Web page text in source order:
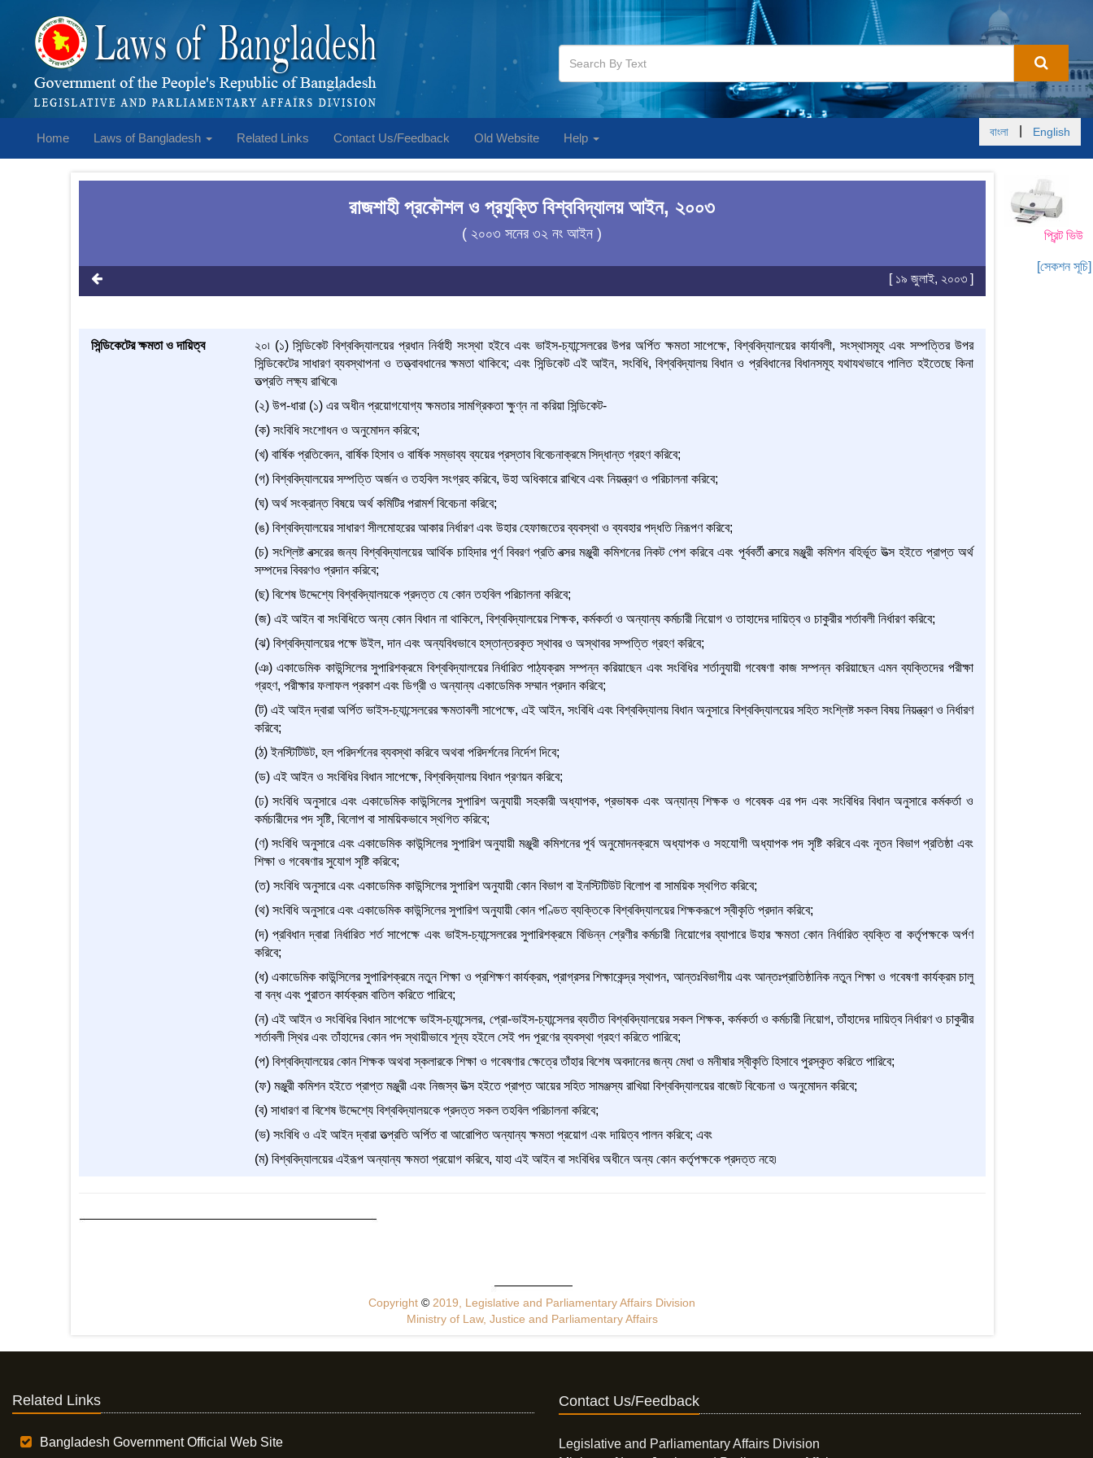
Home Laws of Bangladesh Related Links Contact Us/Feedback Old Website Help বাংলা English
প্রিন্ট ভিউ
[সেকশন সূচি]
রাজশাহী প্রকৌশল ও প্রযুক্তি বিশ্ববিদ্যালয় আইন, ২০০৩
( ২০০৩ সনের ৩২ নং আইন )
[ ১৯ জুলাই, ২০০৩ ]
সিন্ডিকেটের ক্ষমতা ও দায়িত্ব
২০৷ (১) সিন্ডিকেট বিশ্ববিদ্যালয়ের প্রধান নির্বাহী সংস্থা হইবে এবং ভাইস-চ্যান্সেলরের উপর অর্পিত ক্ষমতা সাপেক্ষে, বিশ্ববিদ্যালয়ের কার্যাবলী, সংস্থাসমূহ এবং সম্পত্তির উপর
সিন্ডিকেটের সাধারণ ব্যবস্থাপনা ও তত্ত্বাবধানের ক্ষমতা থাকিবে; এবং সিন্ডিকেট এই আইন, সংবিধি, বিশ্ববিদ্যালয় বিধান ও প্রবিধানের বিধানসমূহ যথাযথভাবে পালিত হইতেছে কিনা
তত্প্রতি লক্ষ্য রাখিবে৷
(২) উপ-ধারা (১) এর অধীন প্রয়োগযোগ্য ক্ষমতার সামগ্রিকতা ক্ষুণ্ন না করিয়া সিন্ডিকেট-
(ক) সংবিধি সংশোধন ও অনুমোদন করিবে;
(খ) বার্ষিক প্রতিবেদন, বার্ষিক হিসাব ও বার্ষিক সম্ভাব্য ব্যয়ের প্রস্তাব বিবেচনাক্রমে সিদ্ধান্ত গ্রহণ করিবে;
(গ) বিশ্ববিদ্যালয়ের সম্পত্তি অর্জন ও তহবিল সংগ্রহ করিবে, উহা অধিকারে রাখিবে এবং নিয়ন্ত্রণ ও পরিচালনা করিবে;
(ঘ) অর্থ সংক্রান্ত বিষয়ে অর্থ কমিটির পরামর্শ বিবেচনা করিবে;
(ঙ) বিশ্ববিদ্যালয়ের সাধারণ সীলমোহরের আকার নির্ধারণ এবং উহার হেফাজতের ব্যবস্থা ও ব্যবহার পদ্ধতি নিরূপণ করিবে;
(চ) সংশ্লিষ্ট বত্সরের জন্য বিশ্ববিদ্যালয়ের আর্থিক চাহিদার পূর্ণ বিবরণ প্রতি বত্সর মঞ্জুরী কমিশনের নিকট পেশ করিবে এবং পূর্ববর্তী বত্সরে মঞ্জুরী কমিশন বহির্ভূত উত্স হইতে প্রাপ্ত অর্থ
সম্পদের বিবরণও প্রদান করিবে;
(ছ) বিশেষ উদ্দেশ্যে বিশ্ববিদ্যালয়কে প্রদত্ত যে কোন তহবিল পরিচালনা করিবে;
(জ) এই আইন বা সংবিধিতে অন্য কোন বিধান না থাকিলে, বিশ্ববিদ্যালয়ের শিক্ষক, কর্মকর্তা ও অন্যান্য কর্মচারী নিয়োগ ও তাহাদের দায়িত্ব ও চাকুরীর শর্তাবলী নির্ধারণ করিবে;
(ঝ) বিশ্ববিদ্যালয়ের পক্ষে উইল, দান এবং অন্যবিধভাবে হস্তান্তরকৃত স্থাবর ও অস্থাবর সম্পত্তি গ্রহণ করিবে;
(ঞ) একাডেমিক কাউন্সিলের সুপারিশক্রমে বিশ্ববিদ্যালয়ের নির্ধারিত পাঠ্যক্রম সম্পন্ন করিয়াছেন এবং সংবিধির শর্তানুযায়ী গবেষণা কাজ সম্পন্ন করিয়াছেন এমন ব্যক্তিদের পরীক্ষা
গ্রহণ, পরীক্ষার ফলাফল প্রকাশ এবং ডিগ্রী ও অন্যান্য একাডেমিক সম্মান প্রদান করিবে;
(ট) এই আইন দ্বারা অর্পিত ভাইস-চ্যান্সেলরের ক্ষমতাবলী সাপেক্ষে, এই আইন, সংবিধি এবং বিশ্ববিদ্যালয় বিধান অনুসারে বিশ্ববিদ্যালয়ের সহিত সংশ্লিষ্ট সকল বিষয় নিয়ন্ত্রণ ও নির্ধারণ
করিবে;
(ঠ) ইনস্টিটিউট, হল পরিদর্শনের ব্যবস্থা করিবে অথবা পরিদর্শনের নির্দেশ দিবে;
(ড) এই আইন ও সংবিধির বিধান সাপেক্ষে, বিশ্ববিদ্যালয় বিধান প্রণয়ন করিবে;
(ঢ) সংবিধি অনুসারে এবং একাডেমিক কাউন্সিলের সুপারিশ অনুযায়ী সহকারী অধ্যাপক, প্রভাষক এবং অন্যান্য শিক্ষক ও গবেষক এর পদ এবং সংবিধির বিধান অনুসারে কর্মকর্তা ও
কর্মচারীদের পদ সৃষ্টি, বিলোপ বা সাময়িকভাবে স্থগিত করিবে;
(ণ) সংবিধি অনুসারে এবং একাডেমিক কাউন্সিলের সুপারিশ অনুযায়ী মঞ্জুরী কমিশনের পূর্ব অনুমোদনক্রমে অধ্যাপক ও সহযোগী অধ্যাপক পদ সৃষ্টি করিবে এবং নূতন বিভাগ প্রতিষ্ঠা এবং
শিক্ষা ও গবেষণার সুযোগ সৃষ্টি করিবে;
(ত) সংবিধি অনুসারে এবং একাডেমিক কাউন্সিলের সুপারিশ অনুযায়ী কোন বিভাগ বা ইনস্টিটিউট বিলোপ বা সাময়িক স্থগিত করিবে;
(থ) সংবিধি অনুসারে এবং একাডেমিক কাউন্সিলের সুপারিশ অনুযায়ী কোন পণ্ডিত ব্যক্তিকে বিশ্ববিদ্যালয়ের শিক্ষকরূপে স্বীকৃতি প্রদান করিবে;
(দ) প্রবিধান দ্বারা নির্ধারিত শর্ত সাপেক্ষে এবং ভাইস-চ্যান্সেলরের সুপারিশক্রমে বিভিন্ন শ্রেণীর কর্মচারী নিয়োগের ব্যাপারে উহার ক্ষমতা কোন নির্ধারিত ব্যক্তি বা কর্তৃপক্ষকে অর্পণ
করিবে;
(ধ) একাডেমিক কাউন্সিলের সুপারিশক্রমে নতুন শিক্ষা ও প্রশিক্ষণ কার্যক্রম, প্রাগ্রসর শিক্ষাকেন্দ্র স্থাপন, আন্তঃবিভাগীয় এবং আন্তঃপ্রাতিষ্ঠানিক নতুন শিক্ষা ও গবেষণা কার্যক্রম চালু
বা বন্ধ এবং পুরাতন কার্যক্রম বাতিল করিতে পারিবে;
(ন) এই আইন ও সংবিধির বিধান সাপেক্ষে ভাইস-চ্যান্সেলর, প্রো-ভাইস-চ্যান্সেলর ব্যতীত বিশ্ববিদ্যালয়ের সকল শিক্ষক, কর্মকর্তা ও কর্মচারী নিয়োগ, তাঁহাদের দায়িত্ব নির্ধারণ ও চাকুরীর
শর্তাবলী স্থির এবং তাঁহাদের কোন পদ স্থায়ীভাবে শূন্য হইলে সেই পদ পূরণের ব্যবস্থা গ্রহণ করিতে পারিবে;
(প) বিশ্ববিদ্যালয়ের কোন শিক্ষক অথবা স্কলারকে শিক্ষা ও গবেষণার ক্ষেত্রে তাঁহার বিশেষ অবদানের জন্য মেধা ও মনীষার স্বীকৃতি হিসাবে পুরস্কৃত করিতে পারিবে;
(ফ) মঞ্জুরী কমিশন হইতে প্রাপ্ত মঞ্জুরী এবং নিজস্ব উত্স হইতে প্রাপ্ত আয়ের সহিত সামঞ্জস্য রাখিয়া বিশ্ববিদ্যালয়ের বাজেট বিবেচনা ও অনুমোদন করিবে;
(ব) সাধারণ বা বিশেষ উদ্দেশ্যে বিশ্ববিদ্যালয়কে প্রদত্ত সকল তহবিল পরিচালনা করিবে;
(ভ) সংবিধি ও এই আইন দ্বারা তত্প্রতি অর্পিত বা আরোপিত অন্যান্য ক্ষমতা প্রয়োগ এবং দায়িত্ব পালন করিবে; এবং
(ম) বিশ্ববিদ্যালয়ের এইরূপ অন্যান্য ক্ষমতা প্রয়োগ করিবে, যাহা এই আইন বা সংবিধির অধীনে অন্য কোন কর্তৃপক্ষকে প্রদত্ত নহে৷
Copyright© 2019, Legislative and Parliamentary Affairs Division
Ministry of Law, Justice and Parliamentary Affairs
Related Links
Bangladesh Government Official Web Site
Contact Us/Feedback
Legislative and Parliamentary Affairs Division